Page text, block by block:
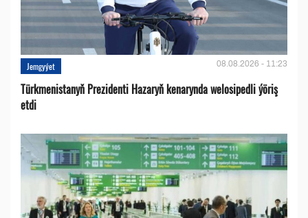
Jemgyýet 08.08.2026 - 11:23
Türkmenistanyň Prezidenti Hazaryň kenarynda welosipedli ýöriş
etdi